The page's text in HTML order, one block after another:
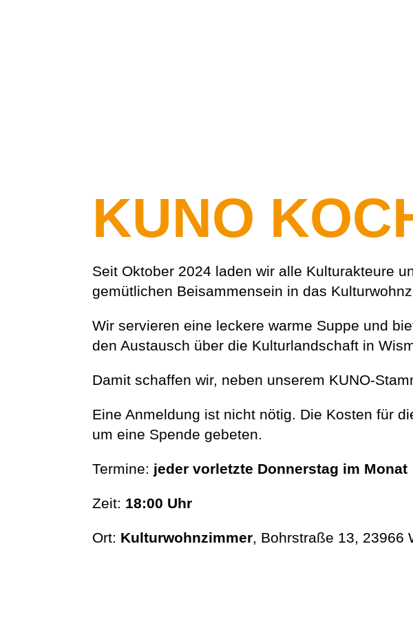
KUNO
Seit Oktober 2024 laden wir alle Kulturakteure
gemütlichen Beisammensein in das
Wir servieren eine leckere warme Suppe und
den Austausch über die Kulturlandschaft in
Damit schaffen wir, neben unserem KUNO-
Eine Anmeldung ist nicht nötig. Die Kosten für
um eine Spende gebeten.
Termine: jeder vorletzte Donnerstag im Monat
Zeit: 18:00 Uhr
Ort: Kulturwohnzimmer, Bohrstraße 13, 23966